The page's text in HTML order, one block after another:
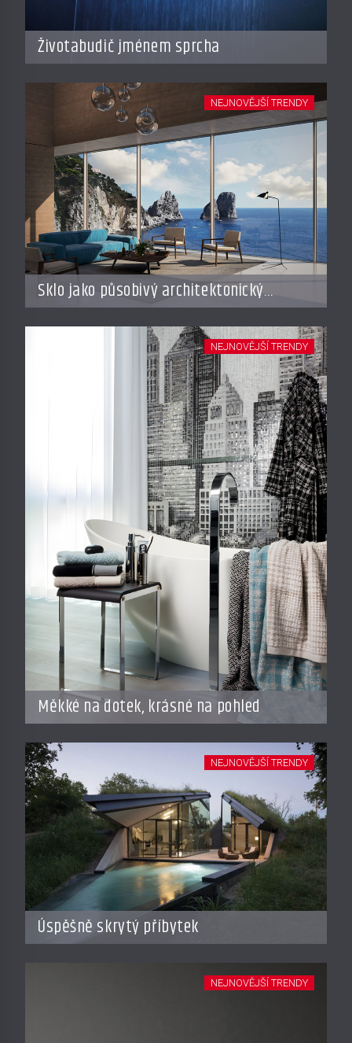
Životabudič jménem sprcha
Sklo jako působivý architektonický
materiál
NEJNOVĚJŠÍ TRENDY
Měkké na dotek, krásné na pohled
NEJNOVĚJŠÍ TRENDY
Úspěšně skrytý příbytek
NEJNOVĚJŠÍ TRENDY
NEJNOVĚJŠÍ TRENDY